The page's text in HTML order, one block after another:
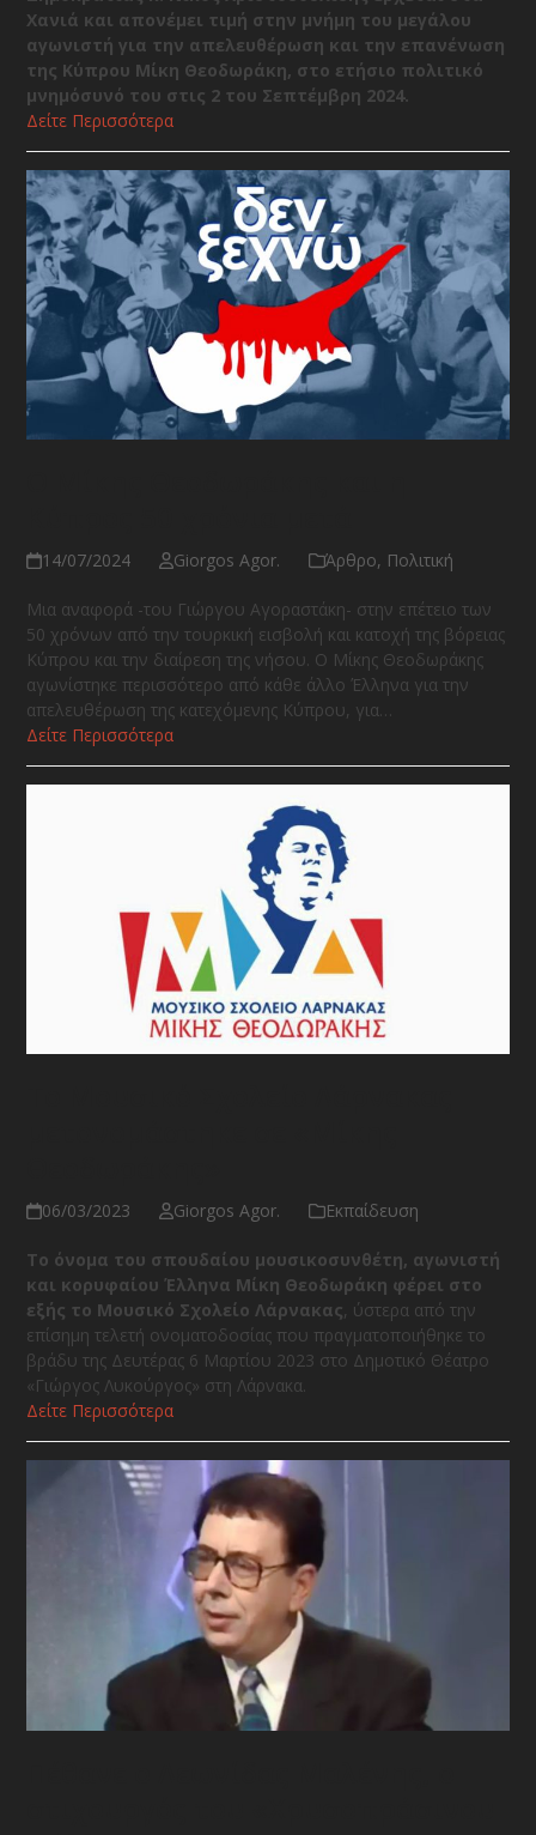
Χανιά και απονέμει τιμή στην μνήμη του μεγάλου
αγωνιστή για την απελευθέρωση και την επανένωση
της Κύπρου Μίκη Θεοδωράκη, στο ετήσιο πολιτικό
μνημόσυνό του στις 2 του Σεπτέμβρη 2024.
Δείτε Περισσότερα
14/07/2024 Giorgos Agor. Άρθρο, Πολιτική
Μια αναφορά -του Γιώργου Αγοραστάκη- στην επέτειο των
50 χρόνων από την τουρκική εισβολή και κατοχή της βόρειας
Κύπρου και την διαίρεση της νήσου. Ο Μίκης Θεοδωράκης
αγωνίστηκε περισσότερο από κάθε άλλο Έλληνα για την
απελευθέρωση της κατεχόμενης Κύπρου, για…
Δείτε Περισσότερα
06/03/2023 Giorgos Agor. Εκπαίδευση
Το όνομα του σπουδαίου μουσικοσυνθέτη, αγωνιστή
και κορυφαίου Έλληνα Μίκη Θεοδωράκη φέρει στο
εξής το Μουσικό Σχολείο Λάρνακας, ύστερα από την
επίσημη τελετή ονοματοδοσίας που πραγματοποιήθηκε το
βράδυ της Δευτέρας 6 Μαρτίου 2023 στο Δημοτικό Θέατρο
«Γιώργος Λυκούργος» στη Λάρνακα.
Δείτε Περισσότερα